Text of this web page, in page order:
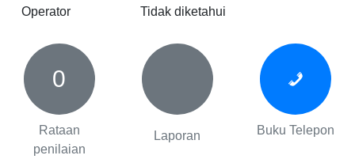
Operator Tidak diketahui
0
Rataan
penilaian
Laporan Buku Telepon